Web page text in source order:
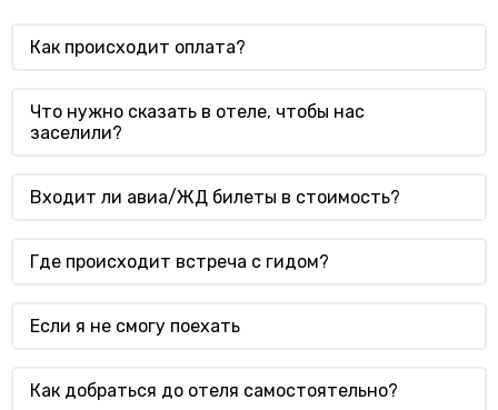
Как происходит оплата?
Что нужно сказать в отеле, чтобы нас
заселили?
Входит ли авиа/ЖД билеты в стоимость?
Где происходит встреча с гидом?
Если я не смогу поехать
Как добраться до отеля самостоятельно?